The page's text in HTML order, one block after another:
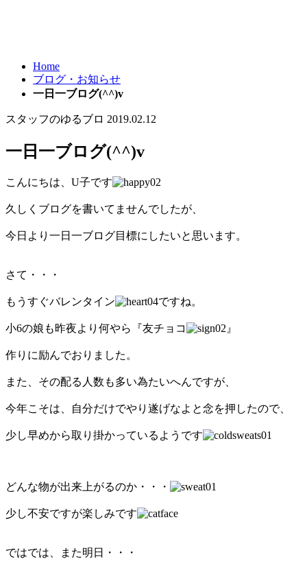
Home
ブログ・お知らせ
一日一ブログ(^^)v
スタッフのゆるブロ 2019.02.12
一日一ブログ(^^)v
こんにちは、U子です
久しくブログを書いてませんでしたが、
今日より一日一ブログ目標にしたいと思います。
さて・・・
もうすぐバレンタイン ですね。
小6の娘も昨夜より何やら『友チョコ 』
作りに励んでおりました。
また、その配る人数も多い為たいへんですが、
今年こそは、自分だけでやり遂げなよと念を押したので、
少し早めから取り掛かっているようです
どんな物が出来上がるのか・・・
少し不安ですが楽しみです
ではでは、また明日・・・